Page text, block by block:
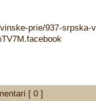
prie/937-srpska-
[ 0 ]